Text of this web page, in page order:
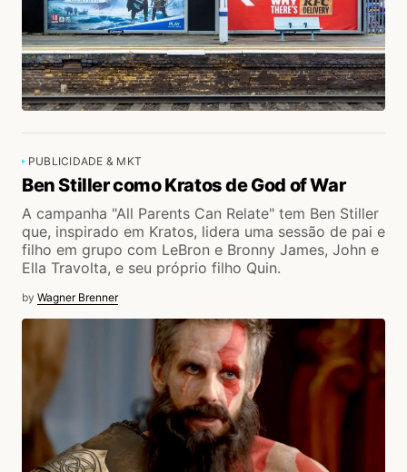
PUBLICIDADE & MKT
Ben Stiller como Kratos de God of War
A campanha "All Parents Can Relate" tem Ben Stiller
que, inspirado em Kratos, lidera uma sessão de pai e
filho em grupo com LeBron e Bronny James, John e
Ella Travolta, e seu próprio filho Quin.
by Wagner Brenner